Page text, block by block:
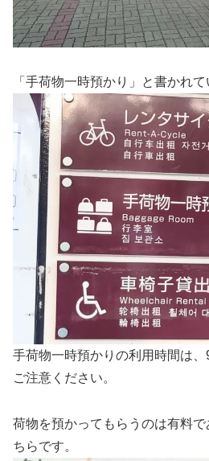
「手荷物一時預かり」と書かれて
手荷物一時預かりの利用時間は
ご注意ください。
荷物を預かってもらうのは有料
ちらです。